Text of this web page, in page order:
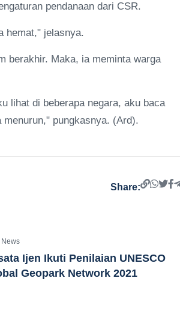
pendanaan dari CSR.
hemat," jelasnya.
berakhir. Maka, ia meminta warga
lihat di beberapa negara, aku baca
pungkasnya. (Ard).
Share:
News
Ijen Ikuti Penilaian UNESCO
Geopark Network 2021